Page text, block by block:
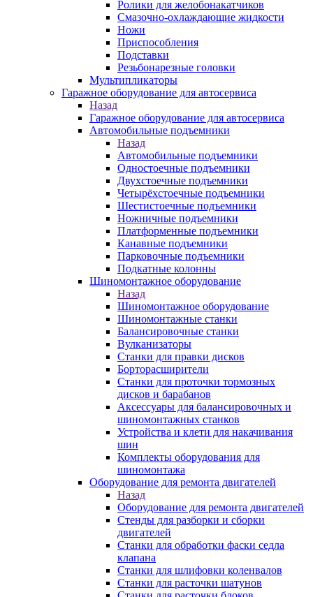
Ролики для желобонакатчиков
Смазочно-охлаждающие жидкости
Ножи
Приспособления
Подставки
Резьбонарезные головки
Мультипликаторы
Гаражное оборудование для автосервиса
Назад
Гаражное оборудование для автосервиса
Автомобильные подъемники
Назад
Автомобильные подъемники
Одностоечные подъемники
Двухстоечные подъемники
Четырёхстоечные подъемники
Шестистоечные подъемники
Ножничные подъемники
Платформенные подъемники
Канавные подъемники
Парковочные подъемники
Подкатные колонны
Шиномонтажное оборудование
Назад
Шиномонтажное оборудование
Шиномонтажные станки
Балансировочные станки
Вулканизаторы
Станки для правки дисков
Борторасширители
Станки для проточки тормозных
дисков и барабанов
Аксессуары для балансировочных и
шиномонтажных станков
Устройства и клети для накачивания
шин
Комплекты оборудования для
шиномонтажа
Оборудование для ремонта двигателей
Назад
Оборудование для ремонта двигателей
Стенды для разборки и сборки
двигателей
Станки для обработки фаски седла
клапана
Станки для шлифовки коленвалов
Станки для расточки шатунов